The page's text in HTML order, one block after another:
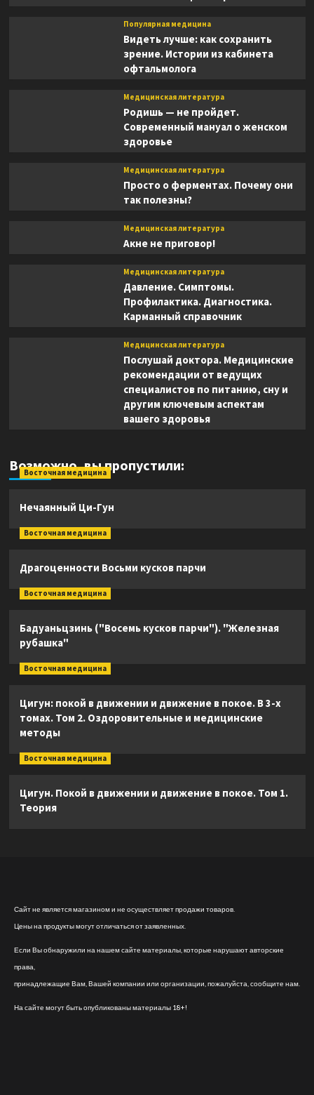
Популярная медицина
Видеть лучше: как сохранить
зрение. Истории из кабинета
офтальмолога
Медицинская литература
Родишь — не пройдет.
Современный мануал о женском
здоровье
Медицинская литература
Просто о ферментах. Почему они
так полезны?
Медицинская литература
Акне не приговор!
Медицинская литература
Давление. Симптомы.
Профилактика. Диагностика.
Карманный справочник
Медицинская литература
Послушай доктора. Медицинские
рекомендации от ведущих
специалистов по питанию, сну и
другим ключевым аспектам
вашего здоровья
Возможно, вы пропустили:
Восточная медицина
Нечаянный Ци-Гун
Восточная медицина
Драгоценности Восьми кусков парчи
Восточная медицина
Бадуаньцзинь ("Восемь кусков парчи"). "Железная
рубашка"
Восточная медицина
Цигун: покой в движении и движение в покое. В 3-х
томах. Том 2. Оздоровительные и медицинские
методы
Восточная медицина
Цигун. Покой в движении и движение в покое. Том 1.
Теория
Сайт не является магазином и не осуществляет продажи товаров.
Цены на продукты могут отличаться от заявленных.
Если Вы обнаружили на нашем сайте материалы, которые нарушают авторские
права,
принадлежащие Вам, Вашей компании или организации, пожалуйста, сообщите нам.
На сайте могут быть опубликованы материалы 18+!